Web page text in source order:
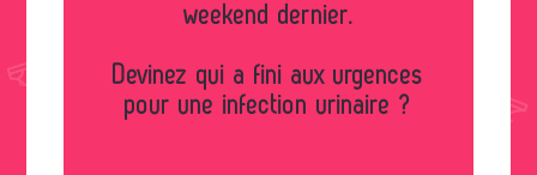
weekend dernier.
Devinez qui a fini aux urgences
pour une infection urinaire ?